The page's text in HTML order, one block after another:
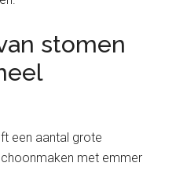
stomen
een aantal grote
met emmer